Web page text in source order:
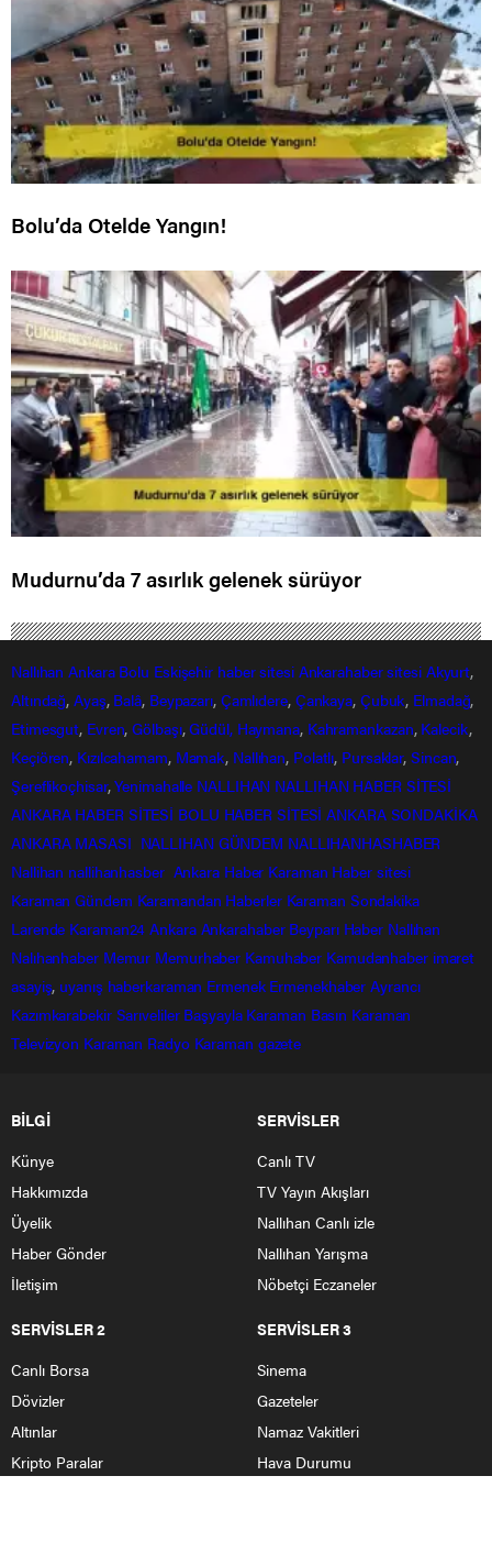
Bolu’da Otelde Yangın!
Mudurnu’da 7 asırlık gelenek sürüyor
Nallıhan Ankara Bolu Eskişehir haber sitesi Ankarahabersitesi Akyurt,
Altındağ,Ayaş, Balâ, Beypazarı, Çamlıdere, Çankaya, Çubuk, Elmadağ,
Etimesgut, Evren,Gölbaşı,Güdül, Haymana, Kahramankazan, Kalecik,
Keçiören, Kızılcahamam, Mamak, Nallıhan, Polatlı, Pursaklar,Sincan,
Şereflikoçhisar,Yenimahalle NALLIHAN NALLIHAN HABER SİTESİ
ANKARA HABER SİTESİ BOLU HABER SİTESİ ANKARA SONDAKİKA
ANKARA MASASI NALLIHAN GÜNDEM NALLIHANHASHABER
Nallihan nallihanhasber Ankara Haber Karaman Haber sitesi
Karaman Gündem Karamandan Haberler Karaman Sondakika
Larende Karaman24 Ankara Ankarahaber Beyparı Haber Nallıhan
Nalıhanhaber Memur Memurhaber Kamuhaber Kamudanhaber imaret
asayiş, uyanış haberkaraman Ermenek Ermenekhaber Ayrancı
Kazımkarabekir Sarıveliler Başyayla Karaman Basın Karaman
Televizyon Karaman Radyo Karaman gazete
BİLGİ
Künye
Hakkımızda
Üyelik
Haber Gönder
İletişim
SERVİSLER
Canlı TV
TV Yayın Akışları
Nallıhan Canlı izle
Nallıhan Yarışma
Nöbetçi Eczaneler
SERVİSLER 2
Canlı Borsa
Dövizler
Altınlar
Kripto Paralar
SERVİSLER 3
Sinema
Gazeteler
Namaz Vakitleri
Hava Durumu